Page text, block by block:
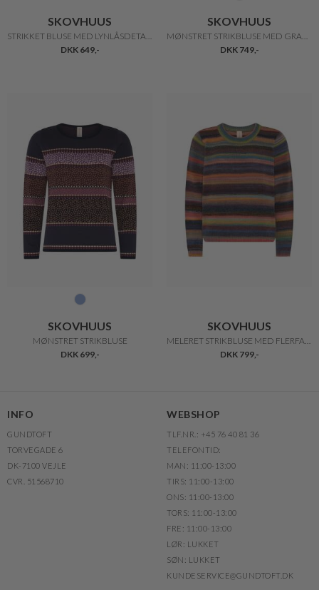
SKOVHUUS
STRIKKET BLUSE MED LYNLÅSDETALJE
DKK 649,-
SKOVHUUS
MØNSTRET STRIKBLUSE MED GRAFISKE DETALJER
DKK 749,-
SKOVHUUS
MØNSTRET STRIKBLUSE
DKK 699,-
SKOVHUUS
DKK 799,-
INFO
GUNDTOFT
TORVEGADE 6
DK-7100 VEJLE
CVR. 51568710
WEBSHOP
TLF.NR.: +45 76 40 81 36
TELEFONTID:
MAN: 11:00-13:00
TIRS: 11:00-13:00
ONS: 11:00-13:00
TORS: 11:00-13:00
FRE: 11:00-13:00
LØR: LUKKET
SØN: LUKKET
KUNDESERVICE@GUNDTOFT.DK